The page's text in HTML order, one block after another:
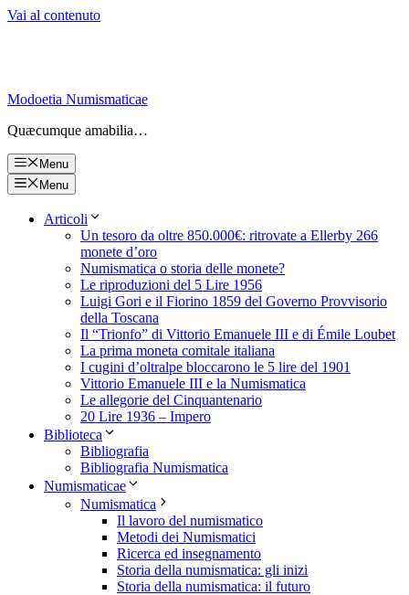
Vai al contenuto
Modoetia Numismaticae
Quæcumque amabilia…
Menu
Menu
Articoli
Un tesoro da oltre 850.000€: ritrovate a Ellerby 266
monete d’oro
Numismatica o storia delle monete?
Le riproduzioni del 5 Lire 1956
Luigi Gori e il Fiorino 1859 del Governo Provvisorio
della Toscana
Il “Trionfo” di Vittorio Emanuele III e di Émile Loubet
La prima moneta comitale italiana
I cugini d’oltralpe bloccarono le 5 lire del 1901
Vittorio Emanuele III e la Numismatica
Le allegorie del Cinquantenario
20 Lire 1936 – Impero
Biblioteca
Bibliografia
Bibliografia Numismatica
Numismaticae
Numismatica
Il lavoro del numismatico
Metodi dei Numismatici
Ricerca ed insegnamento
Storia della numismatica: gli inizi
Storia della numismatica: il futuro